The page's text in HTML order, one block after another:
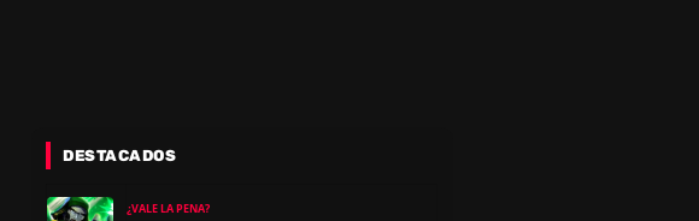
DESTACADOS
¿VALE LA PENA?